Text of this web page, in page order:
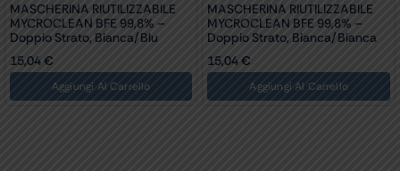
MASCHERINA RIUTILIZZABILE
MYCROCLEAN BFE 99,8% –
Doppio Strato, Bianca/blu
15,04€
Aggiungi Al Carrello
MASCHERINA RIUTILIZZABILE
MYCROCLEAN BFE 99,8% –
Doppio Strato, Bianca/bianca
15,04€
Aggiungi Al Carrello